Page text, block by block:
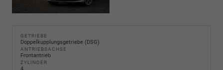
GETRIEBE
Doppelkupplungsgetriebe (DSG)
ANTRIEBSACHSE
Frontantrieb
ZYLINDER